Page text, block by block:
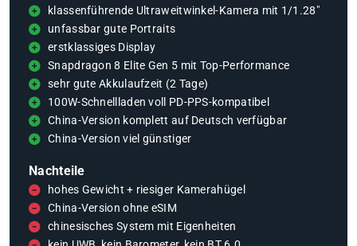
klassenführende Ultraweitwinkel-Kamera mit 1/1.28"
unfassbar gute Portraits
erstklassiges Display
Snapdragon 8 Elite Gen 5 mit Top-Performance
sehr gute Akkulaufzeit (2 Tage)
100W-Schnellladen voll PD-PPS-kompatibel
China-Version komplett auf Deutsch verfügbar
China-Version viel günstiger
Nachteile
hohes Gewicht + riesiger Kamerahügel
China-Version ohne eSIM
chinesisches System mit Eigenheiten